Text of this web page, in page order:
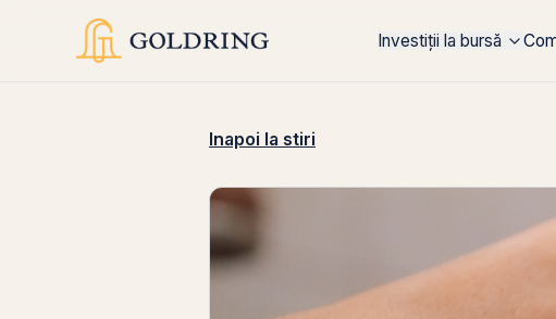
Investiții la bursă
Inapoi la stiri